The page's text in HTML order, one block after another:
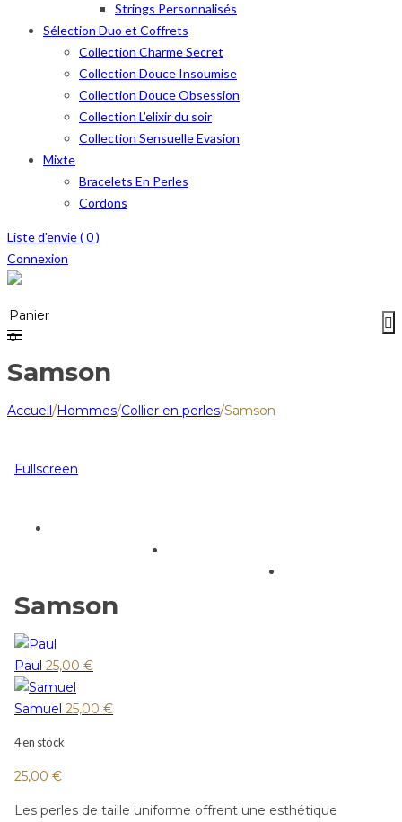
Strings Personnalisés
Sélection Duo et Coffrets
Collection Charme Secret
Collection Douce Insoumise
Collection Douce Obsession
Collection L’elixir du soir
Collection Sensuelle Evasion
Mixte
Bracelets En Perles
Cordons
Liste d'envie (0)
Connexion
Panier
0
Samson
Accueil/Hommes/Collier en perles/Samson
Fullscreen
Samson
Paul 25,00 €
Samuel 25,00 €
4 en stock
25,00 €
Les perles de taille uniforme offrent une esthétique